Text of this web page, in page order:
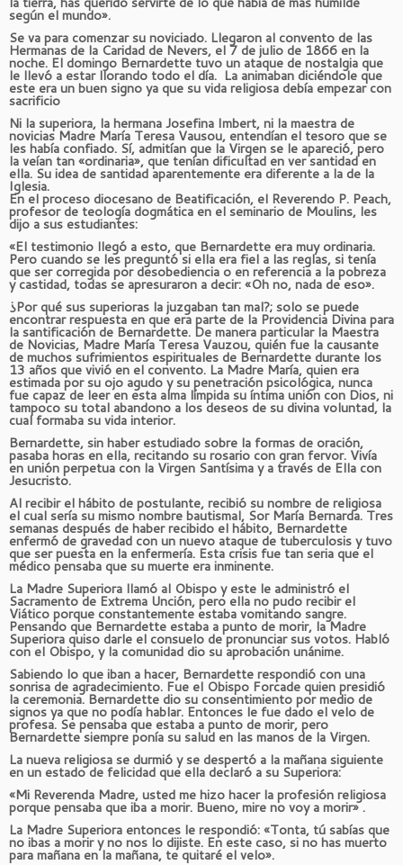
según el mundo».
Se va para comenzar su noviciado. Llegaron al convento de las
Hermanas de la Caridad de Nevers, el 7 de julio de 1866 en la
noche. El domingo Bernardette tuvo un ataque de nostalgia que
le llevó a estar llorando todo el día. La animaban diciéndole que
este era un buen signo ya que su vida religiosa debía empezar con
sacrificio
Ni la superiora, la hermana Josefina Imbert, ni la maestra de
novicias Madre María Teresa Vausou, entendían el tesoro que se
les había confiado. Sí, admitían que la Virgen se le apareció, pero
la veían tan «ordinaria», que tenían dificultad en ver santidad en
ella. Su idea de santidad aparentemente era diferente a la de la
Iglesia.
En el proceso diocesano de Beatificación, el Reverendo P. Peach,
profesor de teología dogmática en el seminario de Moulins, les
dijo a sus estudiantes:
«El testimonio llegó a esto, que Bernardette era muy ordinaria.
Pero cuando se les preguntó si ella era fiel a las reglas, si tenía
que ser corregida por desobediencia o en referencia a la pobreza
y castidad, todas se apresuraron a decir: «Oh no, nada de eso».
¿Por qué sus superioras la juzgaban tan mal?; solo se puede
encontrar respuesta en que era parte de la Providencia Divina para
la santificación de Bernardette. De manera particular la Maestra
de Novicias, Madre María Teresa Vauzou, quién fue la causante
de muchos sufrimientos espirituales de Bernardette durante los
13 años que vivió en el convento. La Madre María, quien era
estimada por su ojo agudo y su penetración psicológica, nunca
fue capaz de leer en esta alma límpida su íntima unión con Dios, ni
tampoco su total abandono a los deseos de su divina voluntad, la
cual formaba su vida interior.
Bernardette, sin haber estudiado sobre la formas de oración,
pasaba horas en ella, recitando su rosario con gran fervor. Vivía
en unión perpetua con la Virgen Santísima y a través de Ella con
Jesucristo.
Al recibir el hábito de postulante, recibió su nombre de religiosa
el cual sería su mismo nombre bautismal, Sor María Bernarda. Tres
semanas después de haber recibido el hábito, Bernardette
enfermó de gravedad con un nuevo ataque de tuberculosis y tuvo
que ser puesta en la enfermería. Esta crisis fue tan seria que el
médico pensaba que su muerte era inminente.
La Madre Superiora llamó al Obispo y este le administró el
Sacramento de Extrema Unción, pero ella no pudo recibir el
Viático porque constantemente estaba vomitando sangre.
Pensando que Bernardette estaba a punto de morir, la Madre
Superiora quiso darle el consuelo de pronunciar sus votos. Habló
con el Obispo, y la comunidad dio su aprobación unánime.
Sabiendo lo que iban a hacer, Bernardette respondió con una
sonrisa de agradecimiento. Fue el Obispo Forcade quien presidió
la ceremonia. Bernardette dio su consentimiento por medio de
signos ya que no podía hablar. Entonces le fue dado el velo de
profesa. Se pensaba que estaba a punto de morir, pero
Bernardette siempre ponía su salud en las manos de la Virgen.
La nueva religiosa se durmió y se despertó a la mañana siguiente
en un estado de felicidad que ella declaró a su Superiora:
«Mi Reverenda Madre, usted me hizo hacer la profesión religiosa
porque pensaba que iba a morir. Bueno, mire no voy a morir» .
La Madre Superiora entonces le respondió: «Tonta, tú sabías que
no ibas a morir y no nos lo dijiste. En este caso, si no has muerto
para mañana en la mañana, te quitaré el velo».